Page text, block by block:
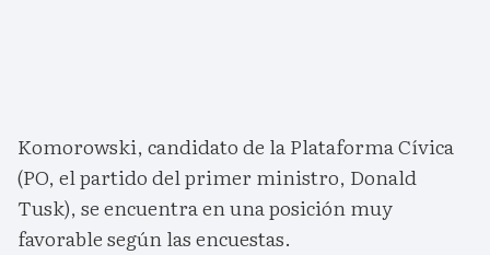
Komorowski, candidato de la Plataforma Cívica
(PO, el partido del primer ministro, Donald
Tusk), se encuentra en una posición muy
favorable según las encuestas.